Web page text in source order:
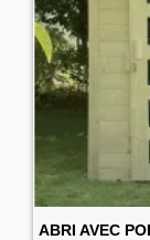
ABRI AVEC